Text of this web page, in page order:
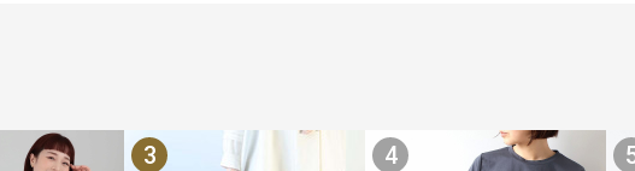
3 4